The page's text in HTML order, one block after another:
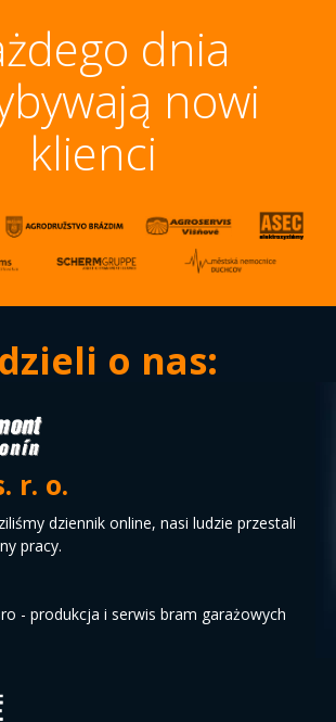
dnia
nowi
klienci
o nas:
r. o.
dziennik online, nasi ludzie przestali
pracy.
- produkcja i serwis bram garażowych